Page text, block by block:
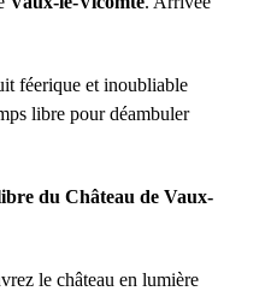
féerique et inoubliable
libre pour déambuler
du Château de Vaux-
le château en lumière